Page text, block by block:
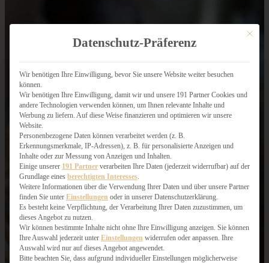
Mit
Datenschutz-Präferenz
Wir benötigen Ihre Einwilligung, bevor Sie unsere Website weiter besuchen
können.
Wir benötigen Ihre Einwilligung, damit wir und unsere 191 Partner Cookies und
andere Technologien verwenden können, um Ihnen relevante Inhalte und
Werbung zu liefern. Auf diese Weise finanzieren und optimieren wir unsere
Website.
Personenbezogene Daten können verarbeitet werden (z. B.
Erkennungsmerkmale, IP-Adressen), z. B. für personalisierte Anzeigen und
Inhalte oder zur Messung von Anzeigen und Inhalten.
Einige unserer 191 Partner verarbeiten Ihre Daten (jederzeit widerrufbar) auf der
Grundlage eines berechtigten Interesses
Weitere Informationen über die Verwendung Ihrer Daten und über unsere Partner
finden Sie unter Einstellungen oder in unserer Datenschutzerklärung.
Es besteht keine Verpflichtung, der Verarbeitung Ihrer Daten zuzustimmen, um
dieses Angebot zu nutzen.
Wir können bestimmte Inhalte nicht ohne Ihre Einwilligung anzeigen. Sie können
Ihre Auswahl jederzeit unter Einstellungen widerrufen oder anpassen. Ihre
Auswahl wird nur auf dieses Angebot angewendet.
Bitte beachten Sie, dass aufgrund individueller Einstellungen möglicherweise